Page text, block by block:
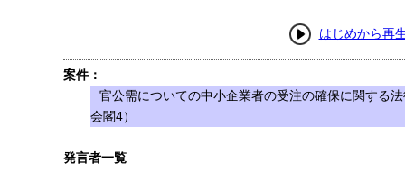
はじめから再
案件：
官公需についての中小企業者の受注の確保に関する
会閣4）
発言者一覧